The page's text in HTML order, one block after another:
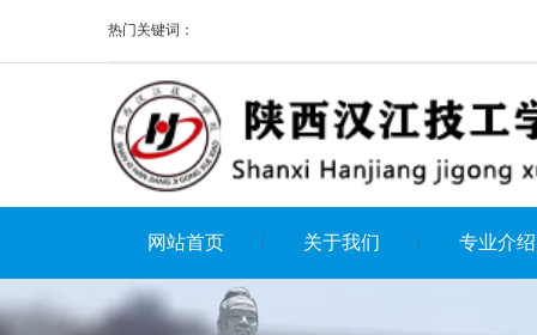
热门关键词：
网站首页 关于我们 专业介绍